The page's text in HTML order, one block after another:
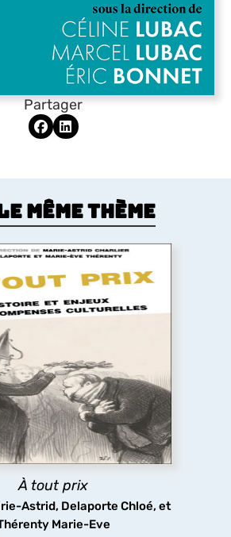
Partager
même thème
À tout prix
Astrid, Delaporte Chloé, et
Marie-Eve
À tout prix
à étudier les prix culturels,
et médiatiques de l’espace
dans leur diversité (littérature,
télévision, musiques populaires,
bande dessinée, jeux vidéo), du
siècle à nos jours.
découvrir